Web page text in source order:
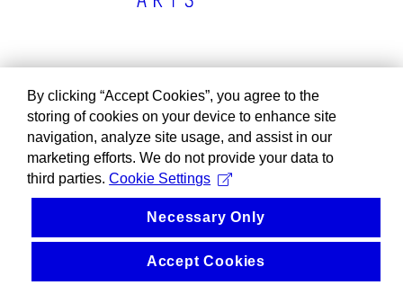
By clicking “Accept Cookies”, you agree to the
storing of cookies on your device to enhance site
navigation, analyze site usage, and assist in our
marketing efforts. We do not provide your data to
third parties. Cookie Settings
Necessary Only
Accept Cookies